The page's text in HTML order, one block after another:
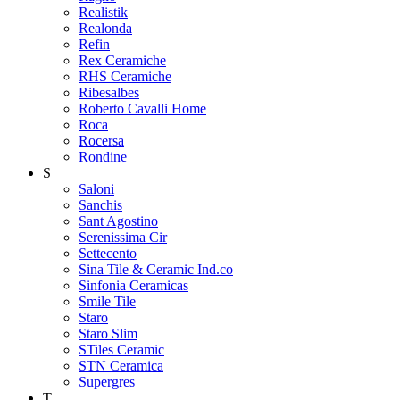
Realistik
Realonda
Refin
Rex Ceramiche
RHS Ceramiche
Ribesalbes
Roberto Cavalli Home
Roca
Rocersa
Rondine
S
Saloni
Sanchis
Sant Agostino
Serenissima Cir
Settecento
Sina Tile & Ceramic Ind.co
Sinfonia Ceramicas
Smile Tile
Staro
Staro Slim
STiles Ceramic
STN Ceramica
Supergres